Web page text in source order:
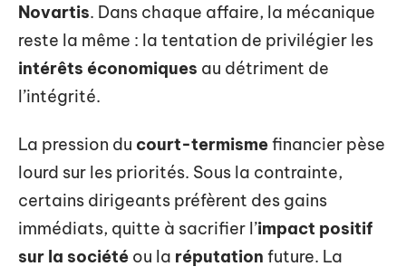
Novartis. Dans chaque affaire, la mécanique
reste la même : la tentation de privilégier les
intérêts économiques au détriment de
l’intégrité.
La pression du court-termismefinancier pèse
lourd sur les priorités. Sous la contrainte,
certains dirigeants préfèrent des gains
immédiats, quitte à sacrifier l’impact positif
sur la société ou la réputation future. La